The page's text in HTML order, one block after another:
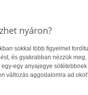
nyáron?
sokkal több figyelmet
és gyakrabban nézzük
egy-egy anyajegye
változás aggodalomra ad